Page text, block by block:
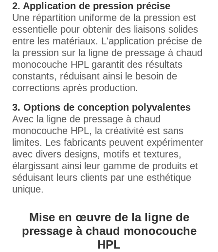
2. Application de pression précise
Une répartition uniforme de la pression est
essentielle pour obtenir des liaisons solides
entre les matériaux. L'application précise de
la pression sur la ligne de pressage à chaud
monocouche HPL garantit des résultats
constants, réduisant ainsi le besoin de
corrections après production.
3. Options de conception polyvalentes
Avec la ligne de pressage à chaud
monocouche HPL, la créativité est sans
limites. Les fabricants peuvent expérimenter
avec divers designs, motifs et textures,
élargissant ainsi leur gamme de produits et
séduisant leurs clients par une esthétique
unique.
Mise en œuvre de la ligne de
pressage à chaud monocouche
HPL